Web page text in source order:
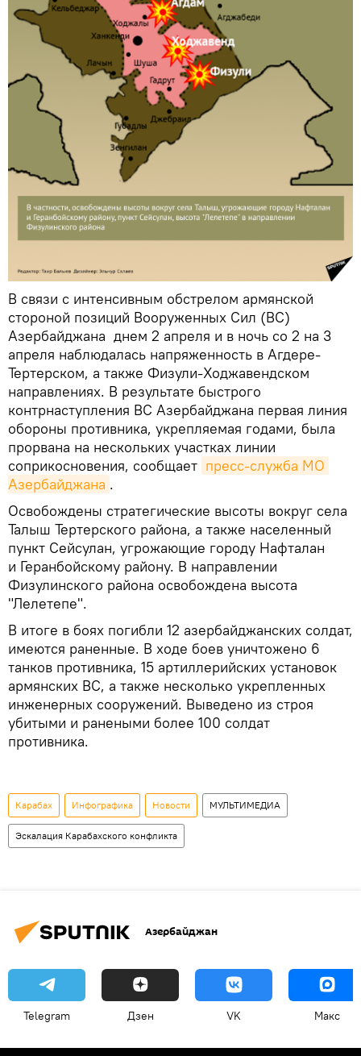
В связи с интенсивным обстрелом армянской
стороной позиций Вооруженных Сил (ВС)
Азербайджана днем 2 апреля и в ночь со 2 на 3
апреля наблюдалась напряженность в Агдере-
Тертерском, а также Физули-Ходжавендском
направлениях. В результате быстрого
контрнаступления ВС Азербайджана первая линия
обороны противника, укрепляемая годами, была
прорвана на нескольких участках линии
соприкосновения, сообщает пресс-служба МО
Азербайджана .
Освобождены стратегические высоты вокруг села
Талыш Тертерского района, а также населенный
пункт Сейсулан, угрожающие городу Нафталан
и Геранбойскому району. В направлении
Физулинского района освобождена высота
"Лелетепе".
В итоге в боях погибли 12 азербайджанских солдат,
имеются раненные. В ходе боев уничтожено 6
танков противника, 15 артиллерийских установок
армянских ВС, а также несколько укрепленных
инженерных сооружений. Выведено из строя
убитыми и ранеными более 100 солдат
противника.
Карабах Инфографика Новости МУЛЬТИМЕДИА
Эскалация Карабахского конфликта
Азербайджан
Telegram Дзен VK Макс